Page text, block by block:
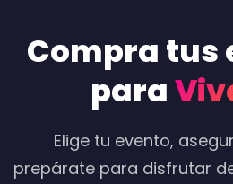
Compra tus
para
Elige tu evento,
prepárate para disfrutar